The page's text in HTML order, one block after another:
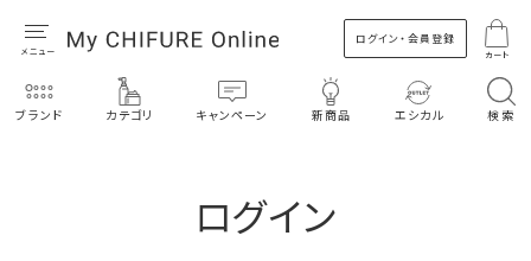
ログイン・会員登録
カート
ブランド カテゴリ キャンペーン 新商品 エシカル 検索
ログイン